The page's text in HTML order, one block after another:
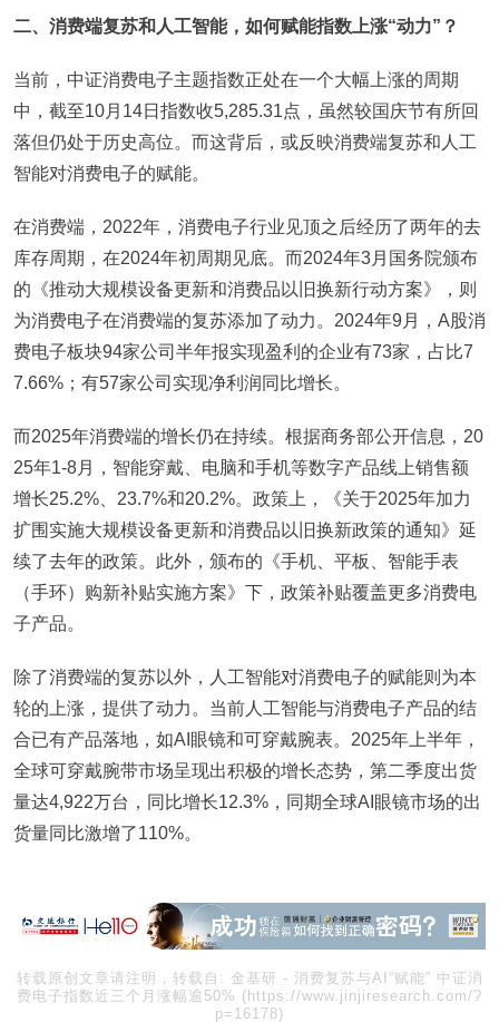
二、消费端复苏和人工智能，如何赋能指数上涨“动力”？
当前，中证消费电子主题指数正处在一个大幅上涨的周期
中，截至10月14日指数收5,285.31点，虽然较国庆节有所回
落但仍处于历史高位。而这背后，或反映消费端复苏和人工
智能对消费电子的赋能。
在消费端，2022年，消费电子行业见顶之后经历了两年的去
库存周期，在2024年初周期见底。而2024年3月国务院颁布
的《推动大规模设备更新和消费品以旧换新行动方案》，则
为消费电子在消费端的复苏添加了动力。2024年9月，A股消
费电子板块94家公司半年报实现盈利的企业有73家，占比7
7.66%；有57家公司实现净利润同比增长。
而2025年消费端的增长仍在持续。根据商务部公开信息，20
25年1-8月，智能穿戴、电脑和手机等数字产品线上销售额
增长25.2%、23.7%和20.2%。政策上，《关于2025年加力
扩围实施大规模设备更新和消费品以旧换新政策的通知》延
续了去年的政策。此外，颁布的《手机、平板、智能手表
（手环）购新补贴实施方案》下，政策补贴覆盖更多消费电
子产品。
除了消费端的复苏以外，人工智能对消费电子的赋能则为本
轮的上涨，提供了动力。当前人工智能与消费电子产品的结
合已有产品落地，如AI眼镜和可穿戴腕表。2025年上半年，
全球可穿戴腕带市场呈现出积极的增长态势，第二季度出货
量达4,922万台，同比增长12.3%，同期全球AI眼镜市场的出
货量同比激增了110%。
转载原创文章请注明，转载自: 金基研 - 消费复苏与AI“赋能” 中证消
费电子指数近三个月涨幅逾50% (https://www.jinjiresearch.com/?
p=16178)